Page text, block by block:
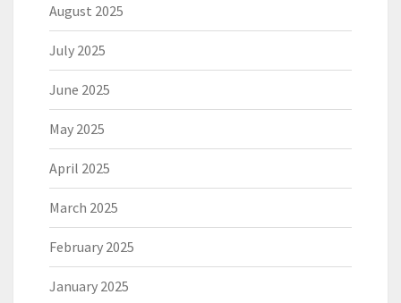
August 2025
July 2025
June 2025
May 2025
April 2025
March 2025
February 2025
January 2025